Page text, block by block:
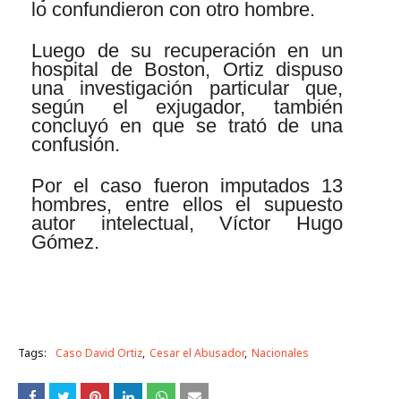
lo confundieron con otro hombre.
Luego de su recuperación en un
hospital de Boston, Ortiz dispuso
una investigación particular que,
según el exjugador, también
concluyó en que se trató de una
confusión.
Por el caso fueron imputados 13
hombres, entre ellos el supuesto
autor intelectual, Víctor Hugo
Gómez.
Tags: Caso David Ortiz Cesar el Abusador Nacionales